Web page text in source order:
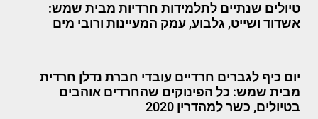
טיולים שנתיים לתלמידות חרדיות מבית שמש:
אשדוד ושייט, גלבוע, עמק המעיינות ורובי מים
יום כיף לגברים חרדיים עובדי חברת נדלן חרדית
מבית שמש: כל הפינוקים שהחרדים אוהבים
בטיולים, כשר למהדרין 2020